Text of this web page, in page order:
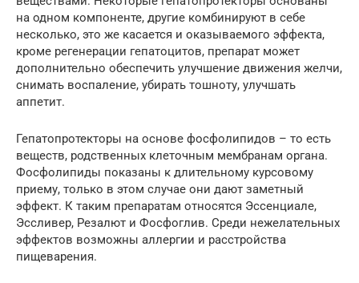
на одном компоненте, другие комбинируют в себе
несколько, это же касается и оказываемого эффекта,
кроме регенерации гепатоцитов, препарат может
дополнительно обеспечить улучшение движения желчи,
снимать воспаление, убирать тошноту, улучшать
аппетит.
Гепатопротекторы на основе фосфолипидов – то есть
веществ, родственных клеточным мембранам органа.
Фосфолипиды показаны к длительному курсовому
приему, только в этом случае они дают заметный
эффект. К таким препаратам относятся Эссенциале,
Эссливер, Резалют и Фосфоглив. Среди нежелательных
эффектов возможны аллергии и расстройства
пищеварения.